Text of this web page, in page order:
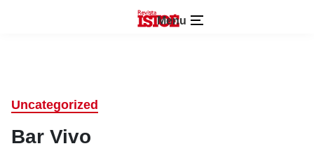
Menu
Uncategorized
Bar Vivo